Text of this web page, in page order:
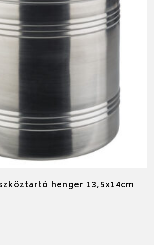
henger 13,5x14cm